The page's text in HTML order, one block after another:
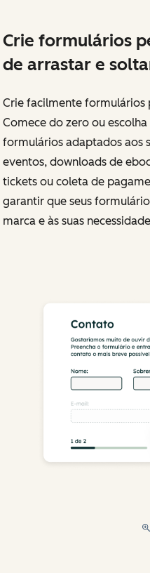
Crie formulários
de arrastar e
Crie facilmente formulários
Comece do zero ou
formulários adaptados aos
eventos, downloads de
tickets ou coleta de
garantir que seus
marca e às suas